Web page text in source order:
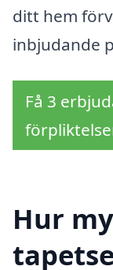
ditt hem
inbjudande
Få 3
Hur